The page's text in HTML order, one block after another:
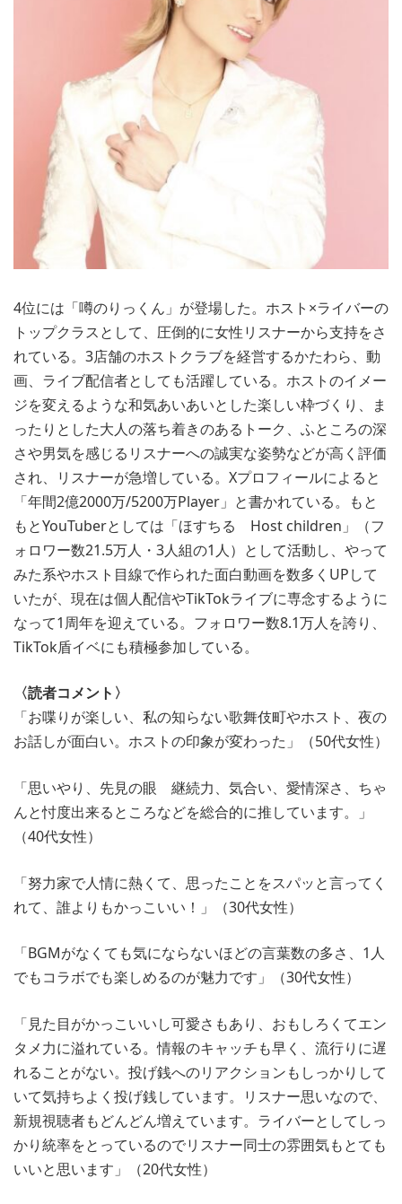
4位には「噂のりっくん」が登場した。ホスト×ライバーの
トップクラスとして、圧倒的に女性リスナーから支持をさ
れている。3店舗のホストクラブを経営するかたわら、動
画、ライブ配信者としても活躍している。ホストのイメー
ジを変えるような和気あいあいとした楽しい枠づくり、ま
ったりとした大人の落ち着きのあるトーク、ふところの深
さや男気を感じるリスナーへの誠実な姿勢などが高く評価
され、リスナーが急増している。Xプロフィールによると
「年間2億2000万/5200万Player」と書かれている。もと
もとYouTuberとしては「ほすちる Host children」（フ
ォロワー数21.5万人・3人組の1人）として活動し、やって
みた系やホスト目線で作られた面白動画を数多くUPして
いたが、現在は個人配信やTikTokライブに専念するように
なって1周年を迎えている。フォロワー数8.1万人を誇り、
TikTok盾イベにも積極参加している。
〈読者コメント〉
「お喋りが楽しい、私の知らない歌舞伎町やホスト、夜の
お話しが面白い。ホストの印象が変わった」（50代女性）
「思いやり、先見の眼 継続力、気合い、愛情深さ、ちゃ
んと忖度出来るところなどを総合的に推しています。」
（40代女性）
「努力家で人情に熱くて、思ったことをスパッと言ってく
れて、誰よりもかっこいい！」（30代女性）
「BGMがなくても気にならないほどの言葉数の多さ、1人
でもコラボでも楽しめるのが魅力です」（30代女性）
「見た目がかっこいいし可愛さもあり、おもしろくてエン
タメ力に溢れている。情報のキャッチも早く、流行りに遅
れることがない。投げ銭へのリアクションもしっかりして
いて気持ちよく投げ銭しています。リスナー思いなので、
新規視聴者もどんどん増えています。ライバーとしてしっ
かり統率をとっているのでリスナー同士の雰囲気もとても
いいと思います」（20代女性）